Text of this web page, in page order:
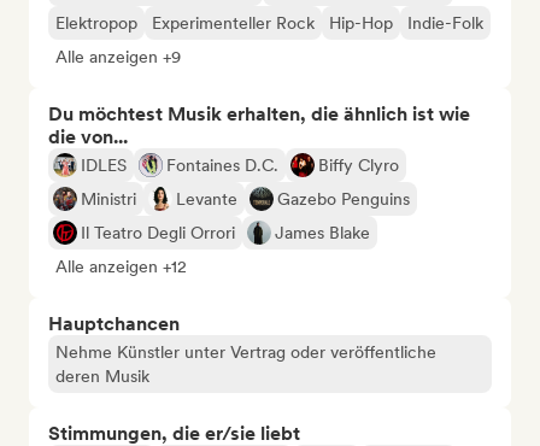
Elektropop
Experimenteller Rock Hip-Hop
Indie-Folk
Alle anzeigen +9
Du möchtest Musik erhalten, die ähnlich ist wie
die von...
IDLES Fontaines D.C.
Biffy Clyro
Ministri
Levante
Gazebo Penguins
Il Teatro Degli Orrori
James Blake
Alle anzeigen +12
Hauptchancen
Nehme Künstler unter Vertrag oder veröffentliche
deren Musik
Stimmungen, die er/sie liebt